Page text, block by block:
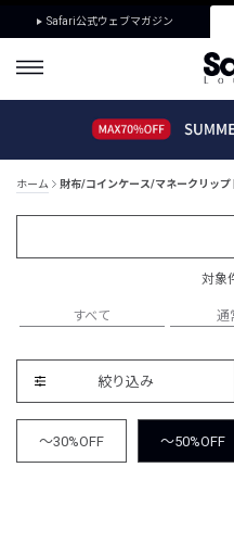
Safari公式ウェブマガジン
ホーム 財布/コインケース/マネークリップ
対象
すべて 通
絞り込み
～30%OFF ～50%OFF